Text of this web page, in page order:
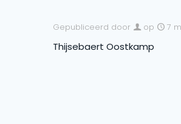
Gepubliceerd door op 7
Thijsebaert Oostkamp